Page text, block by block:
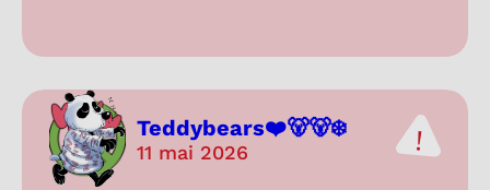
Teddybears❤️🐻🐻‍❄️
11 mai 2026